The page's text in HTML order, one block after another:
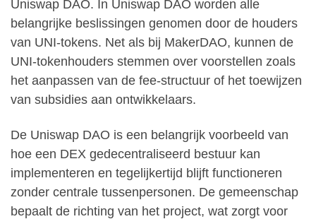
Uniswap DAO. In Uniswap DAO worden alle
belangrijke beslissingen genomen door de houders
van UNI-tokens. Net als bij MakerDAO, kunnen de
UNI-tokenhouders stemmen over voorstellen zoals
het aanpassen van de fee-structuur of het toewijzen
van subsidies aan ontwikkelaars.
De Uniswap DAO is een belangrijk voorbeeld van
hoe een DEX gedecentraliseerd bestuur kan
implementeren en tegelijkertijd blijft functioneren
zonder centrale tussenpersonen. De gemeenschap
bepaalt de richting van het project, wat zorgt voor